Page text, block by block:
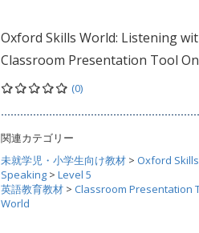
Oxford Skills World: Listening
Classroom Presentation Tool
(0)
関連カテゴリー
未就学児・小学生向け教材 > Oxford
Speaking > Level 5
英語教育教材 > Classroom Presentation
World